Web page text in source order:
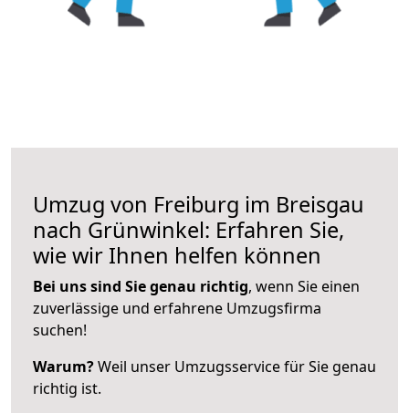
Umzug von Freiburg im Breisgau
nach Grünwinkel: Erfahren Sie,
wie wir Ihnen helfen können
Bei uns sind Sie genau richtig, wenn Sie einen
zuverlässige und erfahrene Umzugsfirma
suchen!
Warum?Weil unser Umzugsservice für Sie genau
richtig ist.